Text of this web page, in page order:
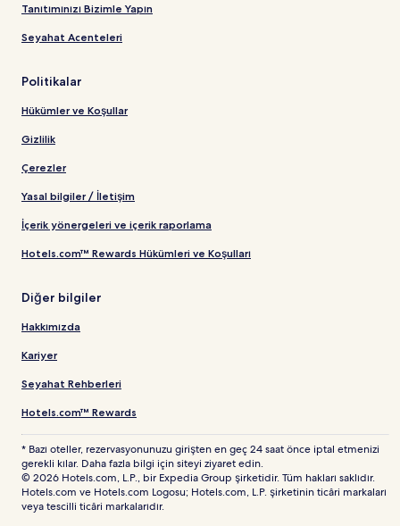
Tanıtımınızı Bizimle Yapın
Seyahat Acenteleri
Politikalar
Hükümler ve Koşullar
Gizlilik
Çerezler
Yasal bilgiler / İletişim
İçerik yönergeleri ve içerik raporlama
Hotels.com™ Rewards Hükümleri ve Koşulları
Diğer bilgiler
Hakkımızda
Kariyer
Seyahat Rehberleri
Hotels.com™ Rewards
* Bazı oteller, rezervasyonunuzu girişten en geç 24 saat önce iptal etmenizi
gerekli kılar. Daha fazla bilgi için siteyi ziyaret edin.
© 2026 Hotels.com, L.P., bir Expedia Group şirketidir. Tüm hakları saklıdır.
Hotels.com ve Hotels.com Logosu; Hotels.com, L.P. şirketinin ticâri markaları
veya tescilli ticâri markalarıdır.